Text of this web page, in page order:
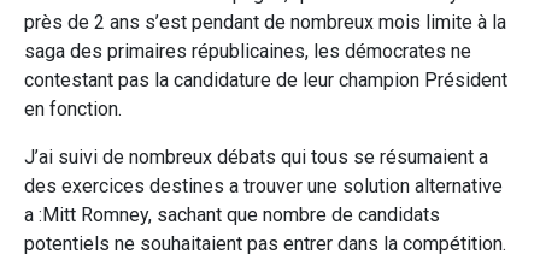
près de 2 ans s’est pendant de nombreux mois limite à la
saga des primaires républicaines, les démocrates ne
contestant pas la candidature de leur champion Président
en fonction.
J’ai suivi de nombreux débats qui tous se résumaient a
des exercices destines a trouver une solution alternative
a :Mitt Romney, sachant que nombre de candidats
potentiels ne souhaitaient pas entrer dans la compétition.